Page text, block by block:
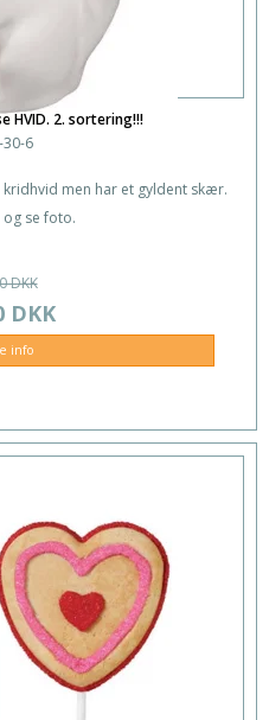
HVID. 2. sortering!!!
30-6
men har et gyldent skær.
og se foto.
DKK
DKK
info